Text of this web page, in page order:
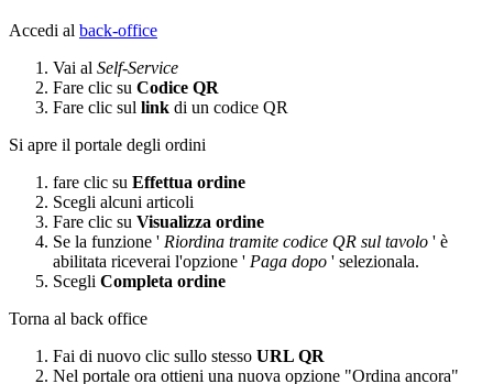
Accedi al back-office
Vai al Self-Service
Fare clic su Codice QR
Fare clic sul link di un codice QR
Si apre il portale degli ordini
fare clic su Effettua ordine
Scegli alcuni articoli
Fare clic su Visualizza ordine
Se la funzione ' Riordina tramite codice QR sul tavolo ' è
abilitata riceverai l'opzione ' Paga dopo ' selezionala.
Scegli Completa ordine
Torna al back office
Fai di nuovo clic sullo stesso URL QR
Nel portale ora ottieni una nuova opzione "Ordina ancora"